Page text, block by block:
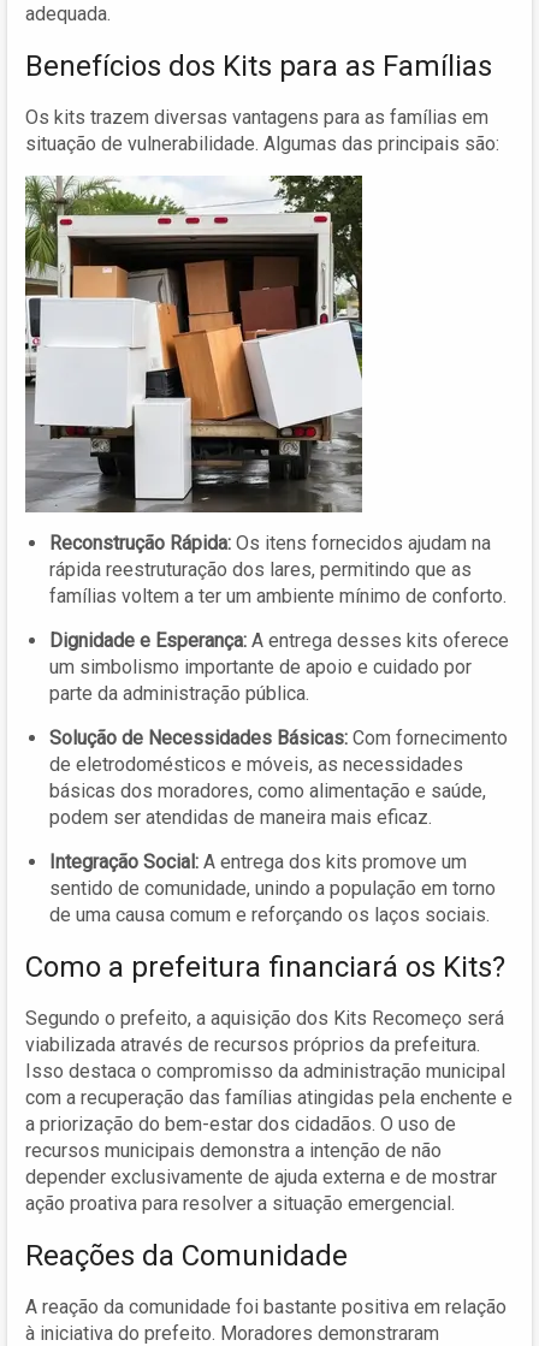
adequada.
Benefícios dos Kits para as Famílias
Os kits trazem diversas vantagens para as famílias em
situação de vulnerabilidade. Algumas das principais são:
Reconstrução Rápida: Os itens fornecidos ajudam na
rápida reestruturação dos lares, permitindo que as
famílias voltem a ter um ambiente mínimo de conforto.
Dignidade e Esperança: A entrega desses kits oferece
um simbolismo importante de apoio e cuidado por
parte da administração pública.
Solução de Necessidades Básicas: Com fornecimento
de eletrodomésticos e móveis, as necessidades
básicas dos moradores, como alimentação e saúde,
podem ser atendidas de maneira mais eficaz.
Integração Social: A entrega dos kits promove um
sentido de comunidade, unindo a população em torno
de uma causa comum e reforçando os laços sociais.
Como a prefeitura financiará os Kits?
Segundo o prefeito, a aquisição dos Kits Recomeço será
viabilizada através de recursos próprios da prefeitura.
Isso destaca o compromisso da administração municipal
com a recuperação das famílias atingidas pela enchente e
a priorização do bem-estar dos cidadãos. O uso de
recursos municipais demonstra a intenção de não
depender exclusivamente de ajuda externa e de mostrar
ação proativa para resolver a situação emergencial.
Reações da Comunidade
A reação da comunidade foi bastante positiva em relação
à iniciativa do prefeito. Moradores demonstraram